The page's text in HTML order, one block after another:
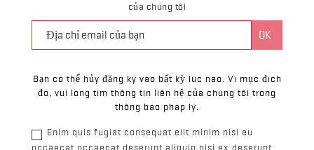
của chúng tôi
Bạn có thể hủy đăng ký vào bất kỳ lúc nào. Vì mục đích
đó, vui lòng tìm thông tin liên hệ của chúng tôi trong
thông báo pháp lý.
Enim quis fugiat consequat elit minim nisi eu
occaecat occaecat deserunt aliquip nisi ex deserunt.